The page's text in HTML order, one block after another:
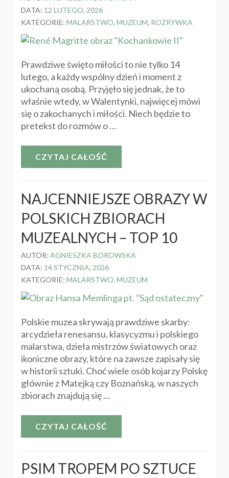
DATA: 12 LUTEGO, 2026
KATEGORIE: MALARSTWO, MUZEUM, ROZRYWKA
Prawdziwe święto miłości to nie tylko 14
lutego, a każdy wspólny dzień i moment z
ukochaną osobą. Przyjęło się jednak, że to
właśnie wtedy, w Walentynki, najwięcej mówi
się o zakochanych i miłości. Niech będzie to
pretekst do rozmów o …
CZYTAJ CAŁOŚĆ
NAJCENNIEJSZE OBRAZY W
POLSKICH ZBIORACH
MUZEALNYCH – TOP 10
AUTOR: AGNIESZKA BOROWSKA
DATA: 14 STYCZNIA, 2026
KATEGORIE: MALARSTWO, MUZEUM
Polskie muzea skrywają prawdziwe skarby:
arcydzieła renesansu, klasycyzmu i polskiego
malarstwa, dzieła mistrzów światowych oraz
ikoniczne obrazy, które na zawsze zapisały się
w historii sztuki. Choć wiele osób kojarzy Polskę
głównie z Matejką czy Boznańską, w naszych
zbiorach znajdują się …
CZYTAJ CAŁOŚĆ
PSIM TROPEM PO SZTUCE